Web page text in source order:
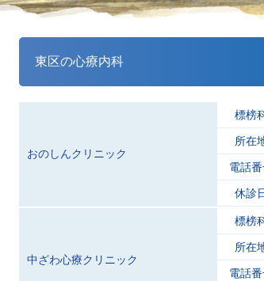
東区の心療内科
おのしんクリニック
標榜
所在
電話
休診
中ざわ心療クリニック
標榜
所在
電話